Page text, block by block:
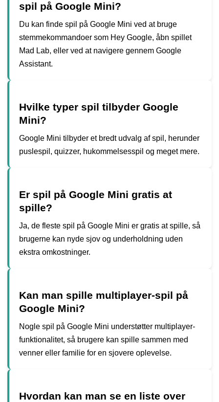
spil på Google Mini?
Du kan finde spil på Google Mini ved at bruge
stemmekommandoer som Hey Google, åbn spillet
Mad Lab, eller ved at navigere gennem Google
Assistant.
Hvilke typer spil tilbyder Google
Mini?
Google Mini tilbyder et bredt udvalg af spil, herunder
puslespil, quizzer, hukommelsesspil og meget mere.
Er spil på Google Mini gratis at
spille?
Ja, de fleste spil på Google Mini er gratis at spille, så
brugerne kan nyde sjov og underholdning uden
ekstra omkostninger.
Kan man spille multiplayer-spil på
Google Mini?
Nogle spil på Google Mini understøtter multiplayer-
funktionalitet, så brugere kan spille sammen med
venner eller familie for en sjovere oplevelse.
Hvordan kan man se en liste over